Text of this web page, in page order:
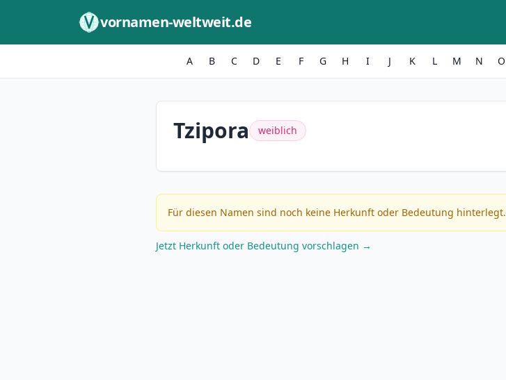
vornamen-weltweit.de
A B C D E F G H I J K L M N O
Tzipora weiblich
Für diesen Namen sind noch keine Herkunft oder Bedeutung hinterlegt.
Jetzt Herkunft oder Bedeutung vorschlagen →